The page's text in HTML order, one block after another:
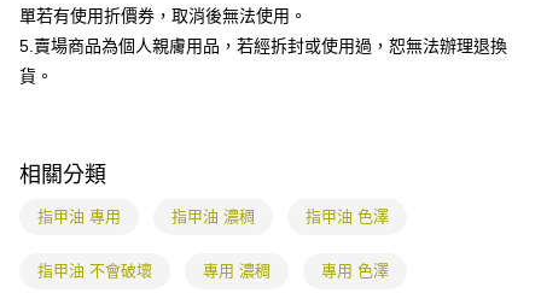
資料（包含姓名、電話或地址）提供予台灣大哥大進項蒐集、處理及利用，
由本公司與您本人進行分期帳單所需資料之確認、核對及更正。
3.完整用戶服務條款，請詳閱以下連結：
※ 交易是否成功請以「AFTEE先享後付 」之結帳頁面顯示為準，若有關於
是否繳費成功／繳費後需取消欲退款等相關疑問，請聯繫「AFTEE先享後付
客戶支援中心」https://netprotections.freshdesk.com/support/home
權轉讓予恩沛科技股份有限公司。
２．關於個人資料處理事宜，請瀏覽以下網址：
https://aftee.tw/terms/#terms3
３．未成年的使用者請事先徵得法定代理人或監護人之同意方可使用
任。
付款後7-11取貨
每筆NT$80，滿NT$699(含以上)免運費
宅配
單若有使用折價券，取消後無法使用。
5.賣場商品為個人親膚用品，若經拆封或使用過，恕無法辦理退換
貨。
相關分類
指甲油 專用 指甲油 濃稠 指甲油 色澤
指甲油 不會破壞 專用 濃稠 專用 色澤